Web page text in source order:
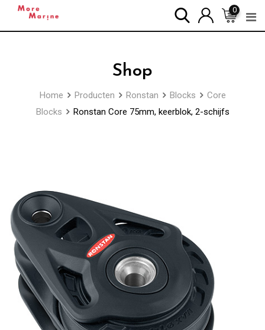
0
Shop
Home Producten Ronstan Blocks
Core
Blocks
Ronstan Core 75mm, keerblok, 2-schijfs